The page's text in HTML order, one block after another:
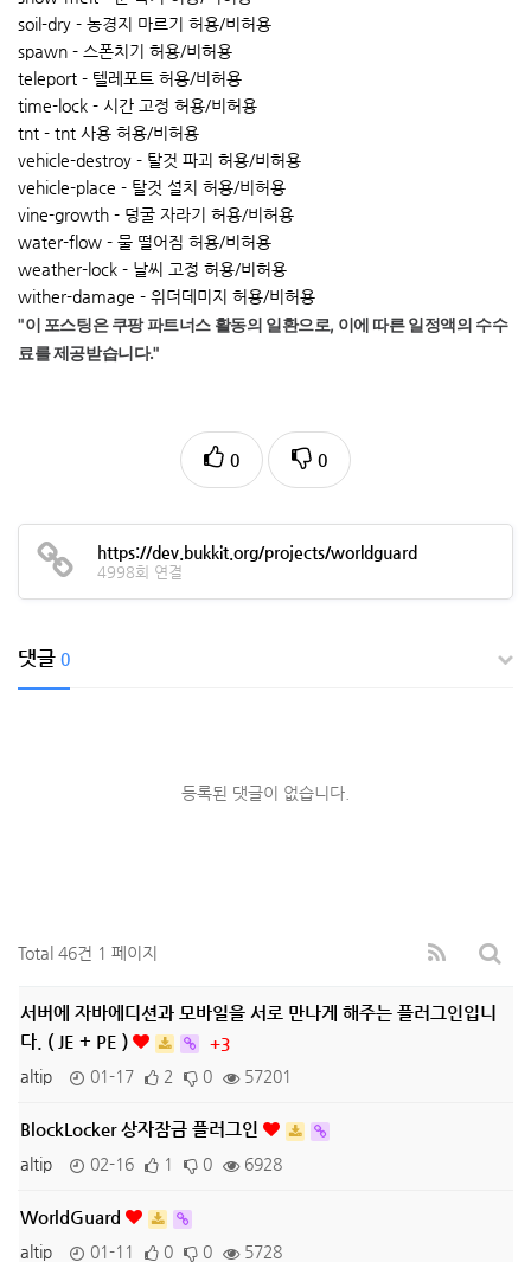
soil-dry - 농경지 마르기 허용/비허용
spawn - 스폰치기 허용/비허용
teleport - 텔레포트 허용/비허용
time-lock - 시간 고정 허용/비허용
tnt - tnt 사용 허용/비허용
vehicle-destroy - 탈것 파괴 허용/비허용
vehicle-place - 탈것 설치 허용/비허용
vine-growth - 덩굴 자라기 허용/비허용
water-flow - 물 떨어짐 허용/비허용
weather-lock - 날씨 고정 허용/비허용
wither-damage - 위더데미지 허용/비허용
"이 포스팅은 쿠팡 파트너스 활동의 일환으로, 이에 따른 일정액의 수수
료를 제공받습니다."
0 0
https://dev.bukkit.org/projects/worldguard
4998회 연결
댓글 0
등록된 댓글이 없습니다.
Total 46건 1 페이지
서버에 자바에디션과 모바일을 서로 만나게 해주는 플러그인입니
다. ( JE + PE )
+3
altip
01-17 2 0 57201
BlockLocker 상자잠금 플러그인
altip 02-16 1 0 6928
WorldGuard
altip 01-11 0 0 5728